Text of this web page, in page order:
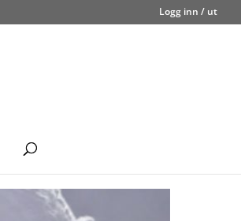
Logg inn / ut